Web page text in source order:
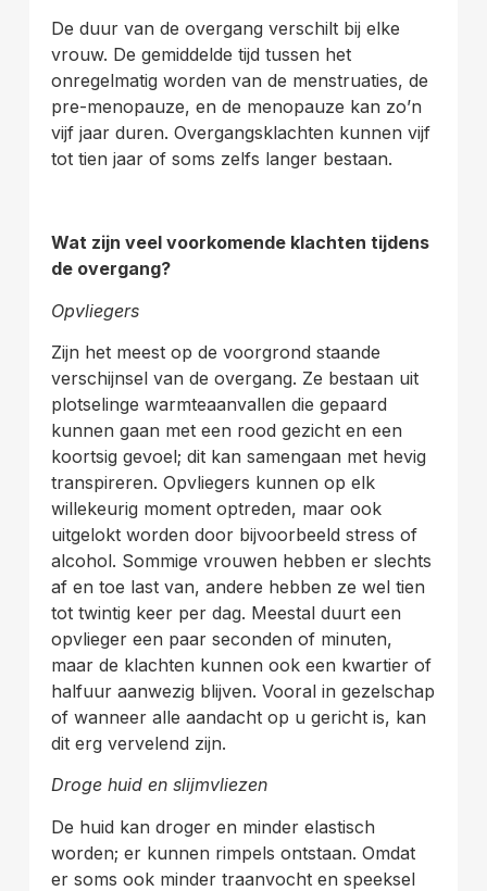
De duur van de overgang verschilt bij elke
vrouw. De gemiddelde tijd tussen het
onregelmatig worden van de menstruaties, de
pre-menopauze, en de menopauze kan zo’n
vijf jaar duren. Overgangsklachten kunnen vijf
tot tien jaar of soms zelfs langer bestaan.
Wat zijn veel voorkomende klachten tijdens
de overgang?
Opvliegers
Zijn het meest op de voorgrond staande
verschijnsel van de overgang. Ze bestaan uit
plotselinge warmteaanvallen die gepaard
kunnen gaan met een rood gezicht en een
koortsig gevoel; dit kan samengaan met hevig
transpireren. Opvliegers kunnen op elk
willekeurig moment optreden, maar ook
uitgelokt worden door bijvoorbeeld stress of
alcohol. Sommige vrouwen hebben er slechts
af en toe last van, andere hebben ze wel tien
tot twintig keer per dag. Meestal duurt een
opvlieger een paar seconden of minuten,
maar de klachten kunnen ook een kwartier of
halfuur aanwezig blijven. Vooral in gezelschap
of wanneer alle aandacht op u gericht is, kan
dit erg vervelend zijn.
Droge huid en slijmvliezen
De huid kan droger en minder elastisch
worden; er kunnen rimpels ontstaan. Omdat
er soms ook minder traanvocht en speeksel